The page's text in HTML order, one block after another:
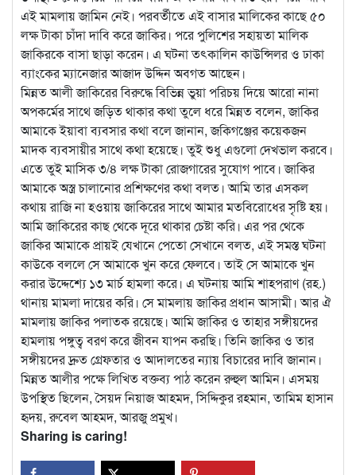
এই মামলায় জামিন নেই। পরবর্তীতে এই বাসার মালিকের কাছে ৫০
লক্ষ টাকা চাঁদা দাবি করে জাকির। পরে পুলিশের সহায়তা মালিক
জাকিরকে বাসা ছাড়া করেন। এ ঘটনা তৎকালিন কাউন্সিলর ও ঢাকা
ব্যাংকের ম্যানেজার আজাদ উদ্দিন অবগত আছেন।
মিন্নত আলী জাকিরের বিরুদ্ধে বিভিন্ন ভুয়া পরিচয় দিয়ে আরো নানা
অপকর্মের সাথে জড়িত থাকার কথা তুলে ধরে মিন্নত বলেন, জাকির
আমাকে ইয়াবা ব্যবসার কথা বলে জানান, জকিগঞ্জের কয়েকজন
মাদক ব্যবসায়ীর সাথে কথা হয়েছে। তুই শুধু এগুলো দেখভাল করবে।
এতে তুই মাসিক ৩/৪ লক্ষ টাকা রোজগারের সুযোগ পাবে। জাকির
আমাকে অস্ত্র চালানোর প্রশিক্ষণের কথা বলত। আমি তার এসকল
কথায় রাজি না হওয়ায় জাকিরের সাথে আমার মতবিরোধের সৃষ্টি হয়।
আমি জাকিরের কাছ থেকে দূরে থাকার চেষ্টা করি। এর পর থেকে
জাকির আমাকে প্রায়ই যেখানে পেতো সেখানে বলত, এই সমস্ত ঘটনা
কাউকে বললে সে আমাকে খুন করে ফেলবে। তাই সে আমাকে খুন
করার উদ্দেশ্যে ১৩ মার্চ হামলা করে। এ ঘটনায় আমি শাহপরাণ (রহ.)
থানায় মামলা দায়ের করি। সে মামলায় জাকির প্রধান আসামী। আর ঐ
মামলায় জাকির পলাতক রয়েছে। আমি জাকির ও তাহার সঙ্গীয়দের
হামলায় পঙ্গুত্ব বরণ করে জীবন যাপন করছি। তিনি জাকির ও তার
সঙ্গীয়দের দ্রুত গ্রেফতার ও আদালতের ন্যায় বিচারের দাবি জানান।
মিন্নত আলীর পক্ষে লিখিত বক্তব্য পাঠ করেন রুহুল আমিন। এসময়
উপস্থিত ছিলেন, সৈয়দ নিয়াজ আহমদ, সিদ্দিকুর রহমান, তামিম হাসান
হৃদয়, রুবেল আহমদ, আরজু প্রমুখ।
Sharing is caring!